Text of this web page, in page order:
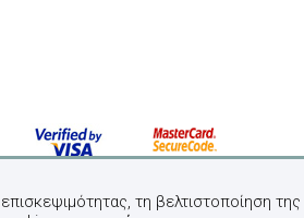
τη βελτιστοποίηση